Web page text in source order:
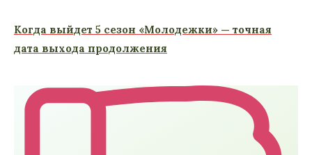
Когда выйдет 5 сезон «Молодежки» — точная
дата выхода продолжения